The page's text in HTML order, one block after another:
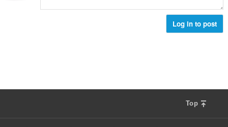
Log in to post
Top